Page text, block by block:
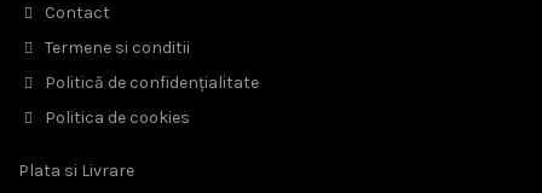
Contact
Termene si conditii
Politică de confidențialitate
Politica de cookies
Plata si Livrare